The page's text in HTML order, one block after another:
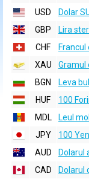
USD
Dolar
GBP
Lira
CHF
Francul
XAU
Gramul
BGN
Leva
HUF
100
MDL
Leul
JPY
100
AUD
Dolarul
CAD
Dolarul